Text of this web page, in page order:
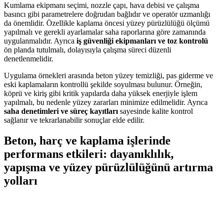
Kumlama ekipmanı seçimi, nozzle çapı, hava debisi ve çalışma
basıncı gibi parametrelere doğrudan bağlıdır ve operatör uzmanlığı
da önemlidir. Özellikle kaplama öncesi yüzey pürüzlülüğü ölçümü
yapılmalı ve gerekli ayarlamalar saha raporlarına göre zamanında
uygulanmalıdır. Ayrıca iş güvenliği ekipmanları ve toz kontrolü
ön planda tutulmalı, dolayısıyla çalışma süreci düzenli
denetlenmelidir.
Uygulama örnekleri arasında beton yüzey temizliği, pas giderme ve
eski kaplamaların kontrollü şekilde soyulması bulunur. Örneğin,
köprü ve kiriş gibi kritik yapılarda daha yüksek enerjiyle işlem
yapılmalı, bu nedenle yüzey zararları minimize edilmelidir. Ayrıca
saha denetimleri ve süreç kayıtları sayesinde kalite kontrol
sağlanır ve tekrarlanabilir sonuçlar elde edilir.
Beton, harç ve kaplama işlerinde
performans etkileri: dayanıklılık,
yapışma ve yüzey pürüzlülüğünü artırma
yolları